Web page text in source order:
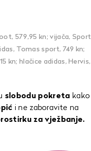
579,95 kn; vijača, Sport
Tomas sport, 749 kn;
kn; hlačice adidas, Hervis,
slobodu pokreta kako
i ne zaboravite na
za vježbanje.